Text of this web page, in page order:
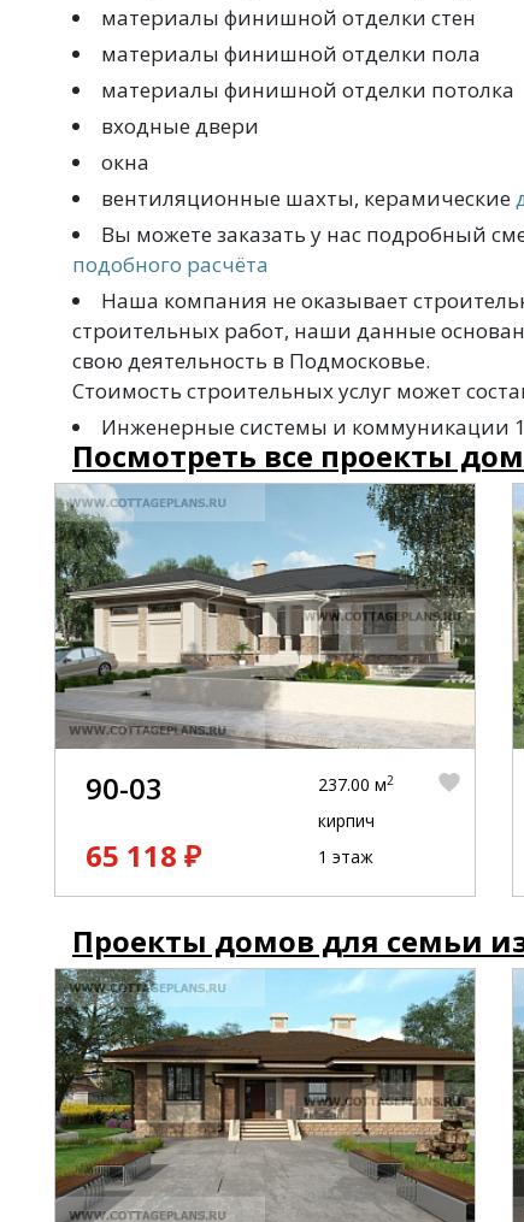
материалы финишной отделки стен
материалы финишной отделки пола
материалы финишной отделки потолка
входные двери
окна
вентиляционные шахты, керамические
Вы можете заказать у нас подробный
подобного расчёта
Наша компания не оказывает
строительных работ, наши данные
свою деятельность в Подмосковье.
Стоимость строительных услуг может
Инженерные системы и коммуникации 1
Посмотреть все проекты
90-03
65 118 ₽
237.00 м2
кирпич
1 этаж
Проекты домов для семьи